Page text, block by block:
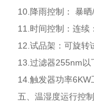
10.降雨控制： 暴
11.时间控制：连续
12.试品架：可旋转
13.过滤器255nm以
14.触发器功率6KW
五、 温湿度运行控